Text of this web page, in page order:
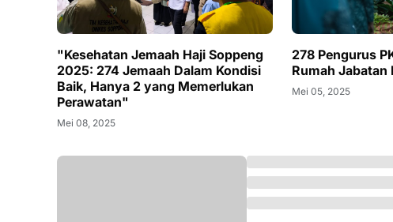
"Kesehatan Jemaah Haji Soppeng
2025: 274 Jemaah Dalam Kondisi
Baik, Hanya 2 yang Memerlukan
Perawatan"
Mei 08, 2025
278 Pengurus
Rumah Jabatan
Mei 05, 2025